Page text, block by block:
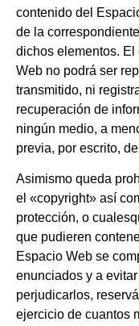
contenido del
de la
dichos elementos.
Web no podrá ser
transmitido, ni
recuperación de
ningún medio, a
previa, por escrito,
Asimismo queda
el «copyright» así
protección, o
que pudieren
Espacio Web se
enunciados y a
perjudicarlos,
ejercicio de cuantos